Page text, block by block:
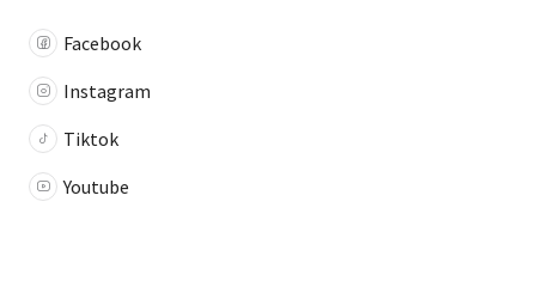
Facebook
Instagram
Tiktok
Youtube